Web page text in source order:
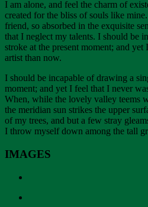
I am alone, and feel the charm of
created for the bliss of souls like
friend, so absorbed in the exquisite
that I neglect my talents. I should be
stroke at the present moment; and
artist than now.
I should be incapable of drawing a
moment; and yet I feel that I never
When, while the lovely valley teems
the meridian sun strikes the upper
of my trees, and but a few stray
I throw myself down among the tall
IMAGES